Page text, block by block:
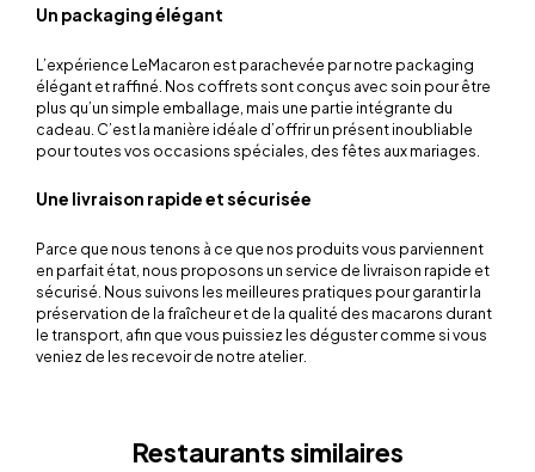
Un packaging élégant
L’expérience LeMacaron est parachevée par notre packaging
élégant et raffiné. Nos coffrets sont conçus avec soin pour être
plus qu’un simple emballage, mais une partie intégrante du
cadeau. C’est la manière idéale d’offrir un présent inoubliable
pour toutes vos occasions spéciales, des fêtes aux mariages.
Une livraison rapide et sécurisée
Parce que nous tenons à ce que nos produits vous parviennent
en parfait état, nous proposons un service de livraison rapide et
sécurisé. Nous suivons les meilleures pratiques pour garantir la
préservation de la fraîcheur et de la qualité des macarons durant
le transport, afin que vous puissiez les déguster comme si vous
veniez de les recevoir de notre atelier.
Restaurants similaires